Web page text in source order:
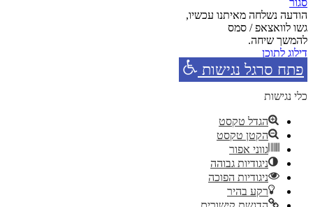
הודעה נשלחה מאיתנו עכשיו,
גשו לוואצאפ / סמס
להמשך שיחה.
דילוג לתוכן
פתח סרגל נגישות
כלי נגישות
הגדל טקסט
הקטן טקסט
גווני אפור
ניגודיות גבוהה
ניגודיות הפוכה
רקע בהיר